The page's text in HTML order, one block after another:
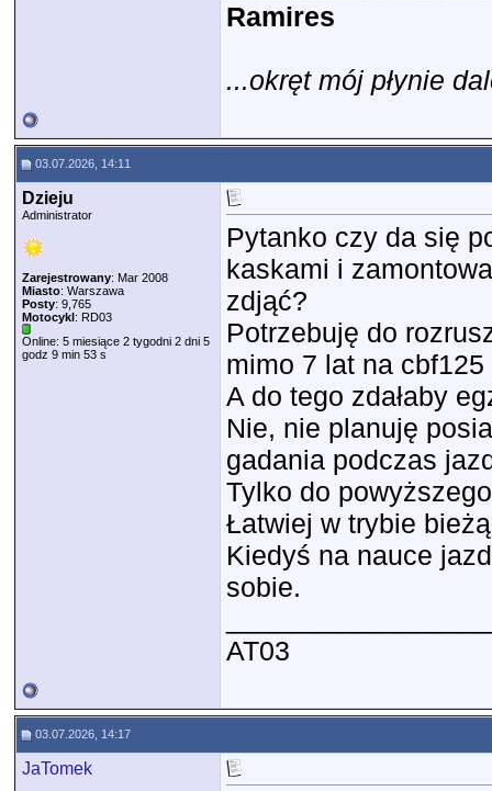
Ramires
...okręt mój płynie
03.07.2026, 14:11
Dzieju
Administrator
Zarejestrowany: Mar 2008
Miasto: Warszawa
Posty: 9,765
Motocykl: RD03
Online: 5 miesiące 2 tygodni 2 dni 5
godz 9 min 53 s
Pytanko czy da się
kaskami i
zdjąć?
Potrzebuję do
mimo 7 lat na
A do tego zdałaby
Nie, nie planuję
gadania podczas
Tylko do
Łatwiej w trybie
Kiedyś na nauce
sobie.
AT03
03.07.2026, 14:17
JaTomek